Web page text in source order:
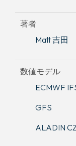
著者
Matt 吉田
数値モデル
ECMWF
GFS
ALADIN